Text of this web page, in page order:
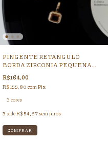
PINGENTE RETANGULO
BORDA ZIRCONIA PEQUENA
FECHO CLICK
R$164,00
R$155,80 comPix
3 cores
3 x deR$54,67 sem juros
COMPRAR